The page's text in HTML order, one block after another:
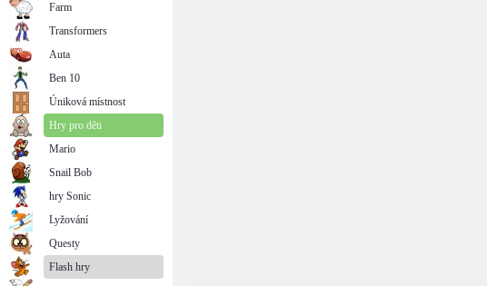
Farm
Transformers
Auta
Ben 10
Úniková místnost
Hry pro děti
Mario
Snail Bob
hry Sonic
Lyžování
Questy
Flash hry